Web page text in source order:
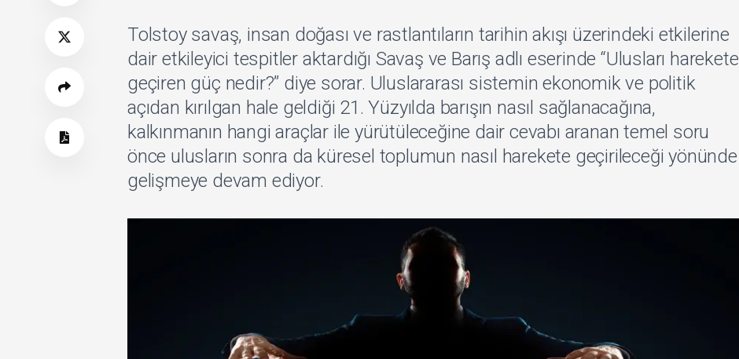
Tolstoy savaş, insan doğası ve rastlantıların tarihin akışı üzerindeki etkilerine
dair etkileyici tespitler aktardığı Savaş ve Barış adlı eserinde “Ulusları harekete
geçiren güç nedir?” diye sorar. Uluslararası sistemin ekonomik ve politik
açıdan kırılgan hale geldiği 21. Yüzyılda barışın nasıl sağlanacağına,
kalkınmanın hangi araçlar ile yürütüleceğine dair cevabı aranan temel soru
önce ulusların sonra da küresel toplumun nasıl harekete geçirileceği yönünde
gelişmeye devam ediyor.